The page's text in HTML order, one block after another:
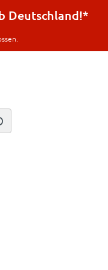
Deutschland!*